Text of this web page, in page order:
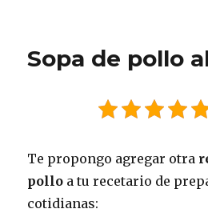
Sopa de pollo
Te propongo agregar otra
pollo a tu recetario de
cotidianas: